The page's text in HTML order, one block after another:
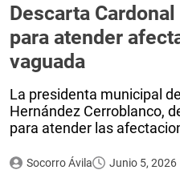
Descarta
para atender
vaguada
La presidenta municipal
Hernández Cerroblanco,
para atender las
Socorro Ávila Junio 5, 2026